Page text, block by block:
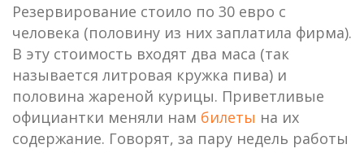
Резервирование стоило по 30 евро с
человека (половину из них заплатила фирма).
В эту стоимость входят два маса (так
называется литровая кружка пива) и
половина жареной курицы. Приветливые
официантки меняли нам билеты на их
содержание. Говорят, за пару недель работы